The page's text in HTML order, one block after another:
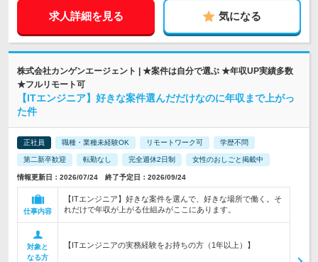
求人詳細を見る 気になる
株式会社カンゲンエージェント | ★案件は自分で選ぶ ★年収UP実績多数
★フルリモート可
【ITエンジニア】好きな案件選んだだけなのに年収まで上がっ
た件
正社員 職種・業種未経験OK リモートワーク可 学歴不問
第二新卒歓迎 転勤なし 完全週休2日制 女性のおしごと掲載中
情報更新日：2026/07/24 終了予定日：2026/09/24
仕事内容
【ITエンジニア】好きな案件を選んで、好きな場所で働く。そ
れだけで年収が上がる仕組みがここにあります。
対象と
なる方
【ITエンジニアの実務経験をお持ちの方（1年以上）】